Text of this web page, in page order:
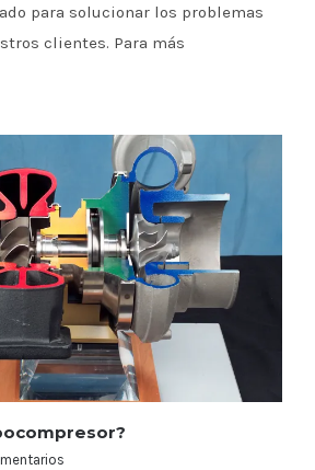
para solucionar los problemas
clientes. Para más